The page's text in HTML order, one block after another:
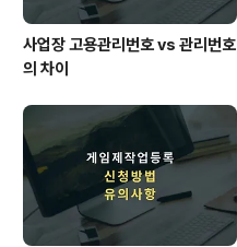
사업장 고용관리번호 vs 관리번호
의 차이